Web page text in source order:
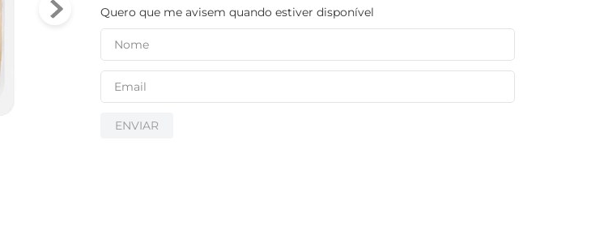
Quero que me avisem quando estiver disponível
ENVIAR